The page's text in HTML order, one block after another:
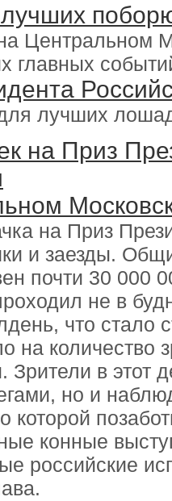
Центральном
главных
лучших
на Приз
на Приз
и заезды.
почти 30 000
не в
что стало
на количество
Зрители в этот
но и
которой
конные
российские